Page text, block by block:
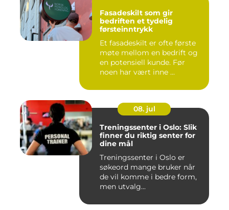
Fasadeskilt som gir
bedriften et tydelig
førsteinntrykk
Et fasadeskilt er ofte første
møte mellom en bedrift og
en potensiell kunde. Før
noen har vært inne ...
08. jul
Treningssenter i Oslo: Slik
finner du riktig senter for
dine mål
Treningssenter i Oslo er
søkeord mange bruker når
de vil komme i bedre form,
men utvalg...